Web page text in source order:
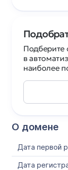
О домене
Дата первой
Дата
Подберите
в
наиболее